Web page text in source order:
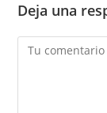
Deja una